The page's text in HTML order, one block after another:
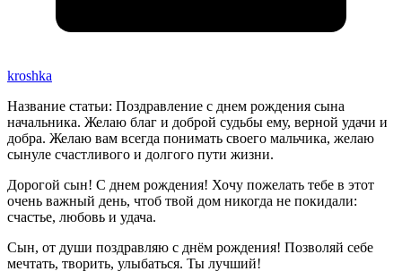
kroshka
Название статьи: Поздравление с днем рождения сына
начальника. Желаю благ и доброй судьбы ему, верной удачи и
добра. Желаю вам всегда понимать своего мальчика, желаю
сынуле счастливого и долгого пути жизни.
Дорогой сын! С днем рождения! Хочу пожелать тебе в этот
очень важный день, чтоб твой дом никогда не покидали:
счастье, любовь и удача.
Сын, от души поздравляю с днём рождения! Позволяй себе
мечтать, творить, улыбаться. Ты лучший!